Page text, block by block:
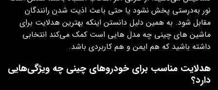
نور به‌درستی پخش نشود یا حتی باعث اذیت شدن رانندگان
مقابل شود. به همین دلیل دانستن اینکه بهترین هدلایت برای
ماشین های چینی چه مدل هایی است کمک می‌کند انتخابی
داشته باشید که هم ایمن و هم کاربردی باشد.
هدلایت مناسب برای خودروهای چینی چه ویژگی‌هایی
دارد؟